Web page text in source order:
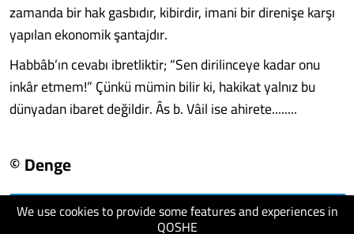
We use cookies to provide some features and experiences in
QOSHE
zamanda bir hak gasbıdır, kibirdir, imani bir direnişe karşı
yapılan ekonomik şantajdır.
Habbâb’ın cevabı ibretliktir; “Sen dirilinceye kadar onu
inkâr etmem!” Çünkü mümin bilir ki, hakikat yalnız bu
dünyadan ibaret değildir. Âs b. Vâil ise ahirete........
© Denge
visit website